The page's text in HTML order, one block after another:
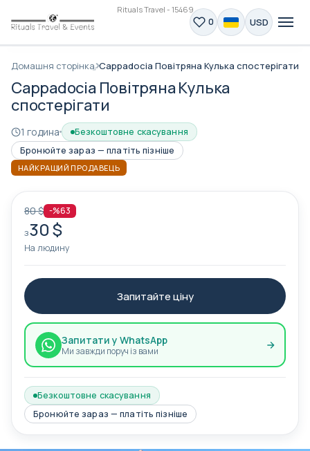
Rituals Travel - 15469
0 USD
Домашня сторінка Cappadocia Повітряна Кулька спостерігати
Cappadocia Повітряна Кулька
спостерігати
1 година
Безкоштовне скасування
Бронюйте зараз — платіть пізніше
НАЙКРАЩИЙ ПРОДАВЕЦЬ
80 $ -%63
з30 $
На людину
Запитайте ціну
Запитати у WhatsApp
Ми завжди поруч із вами
Безкоштовне скасування
Бронюйте зараз — платіть пізніше